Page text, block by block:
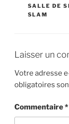
SALLE DE
SLAM
Laisser un
Votre adresse
obligatoires
Commentaire*